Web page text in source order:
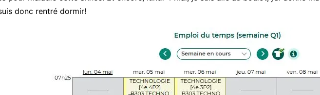
donc rentré dormir!